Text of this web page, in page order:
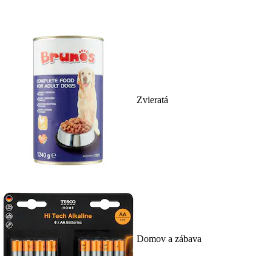
Zvieratá
Domov a zábava